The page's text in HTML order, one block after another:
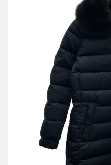
プラダ フォックスフ
詳